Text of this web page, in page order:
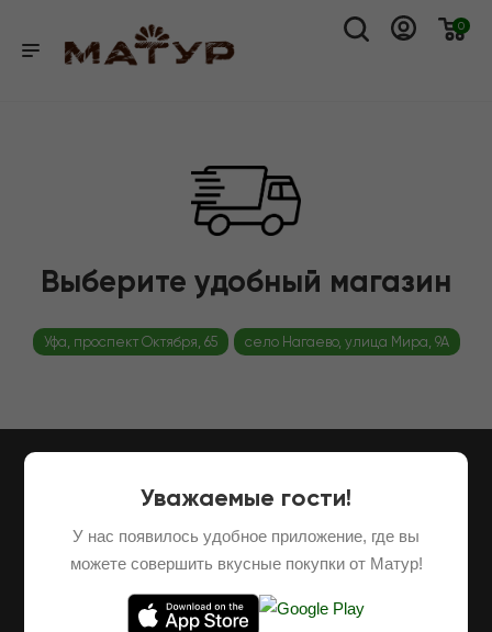
0
Выберите удобный магазин
Уфа, проспект Октября, 65 село Нагаево, улица Мира, 9А
ОПТОВЫЕ ПОСТАВКИ
НАШИ ФЕРМЕРЫ ВАКАНСИИ
КЛУБНАЯ ПРОГРАММА
Уважаемые гости!
У нас появилось удобное приложение, где вы
можете совершить вкусные покупки от Матур!